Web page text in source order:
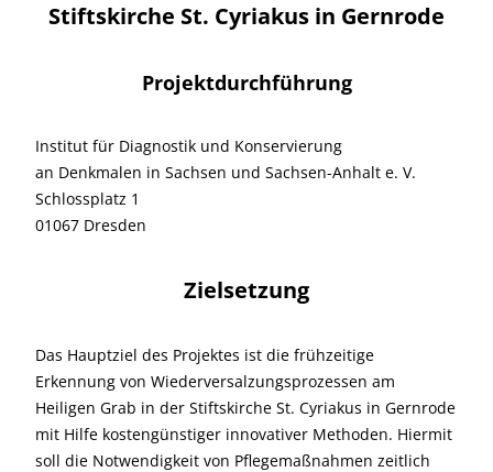
Stiftskirche St. Cyriakus in Gernrode
Projektdurchführung
Institut für Diagnostik und Konservierung
an Denkmalen in Sachsen und Sachsen-Anhalt e. V.
Schlossplatz 1
01067 Dresden
Zielsetzung
Das Hauptziel des Projektes ist die frühzeitige
Erkennung von Wiederversalzungsprozessen am
Heiligen Grab in der Stiftskirche St. Cyriakus in Gernrode
mit Hilfe kostengünstiger innovativer Methoden. Hiermit
soll die Notwendigkeit von Pflegemaßnahmen zeitlich